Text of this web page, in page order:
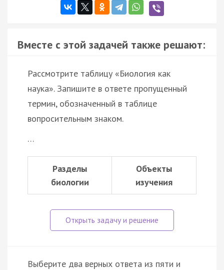
Вместе с этой задачей также решают:
Рассмотрите таблицу «Биология как
наука». Запишите в ответе пропущенный
термин, обозначенный в таблице
вопросительным знаком.
…
Разделы
биологии
Объекты
изучения
Выберите два верных ответа из пяти и